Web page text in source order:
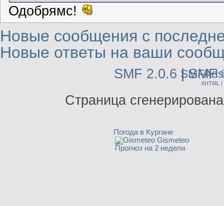
Одобрямс!
Новые сообщения с
Новые ответы на ваши
SMF 2.0.6 |SMF
SMFAds
XHTML
Страница
Погода в Кургане
Gismeteo
Прогноз на 2 недели